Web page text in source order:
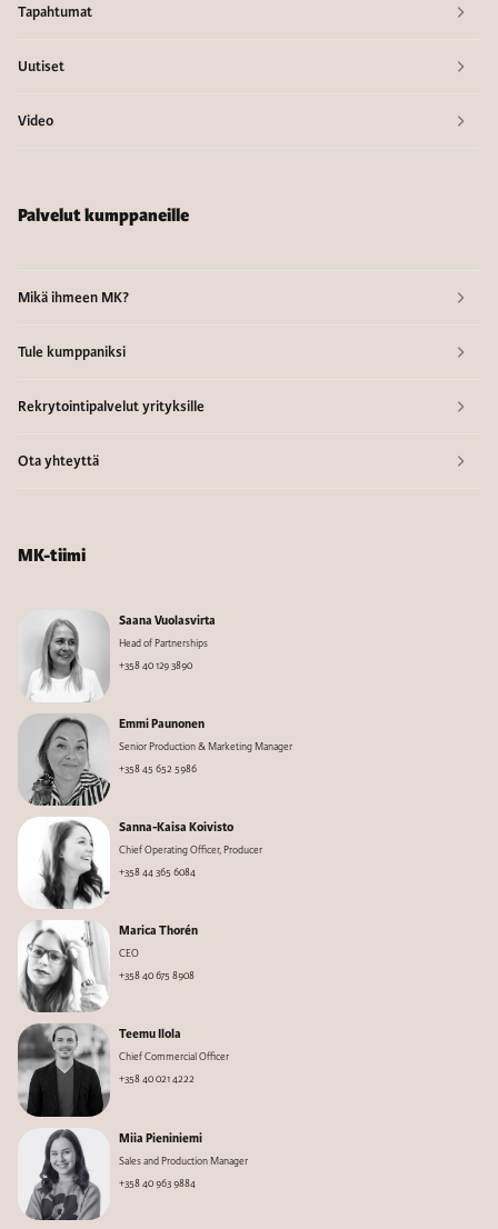
Tapahtumat
Uutiset
Video
Palvelut kumppaneille
Mikä ihmeen MK?
Tule kumppaniksi
Rekrytointipalvelut yrityksille
Ota yhteyttä
MK-tiimi
Saana Vuolasvirta
Head of Partnerships
+358 40 129 3890
Emmi Paunonen
Senior Production & Marketing Manager
+358 45 652 5986
Sanna-Kaisa Koivisto
Chief Operating Officer, Producer
+358 44 365 6084
Marica Thorén
CEO
+358 40 675 8908
Teemu Ilola
Chief Commercial Officer
+358 40 021 4222
Miia Pieniniemi
Sales and Production Manager
+358 40 963 9884